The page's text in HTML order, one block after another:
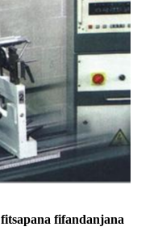
fifandanjana